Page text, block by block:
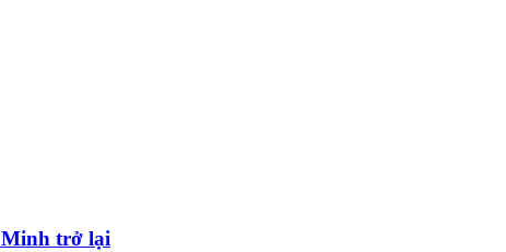
Minh trở lại